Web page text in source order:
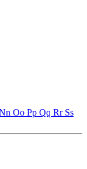
Oo Pp Qq Rr Ss